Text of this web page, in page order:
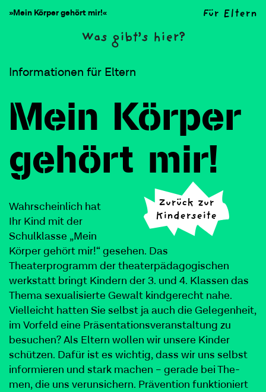
»Mein Körper gehört mir!« Für Eltern
Was gibt’s hier?
Informationen für Eltern
Mein Körper
gehört mir!
Zurück zur
Kinderseite
Wahrscheinlich hat
Ihr Kind mit der
Schulklasse „Mein
Körper gehört mir!“ gesehen. Das
Theaterprogramm der theaterpädagogischen
werkstatt bringt Kindern der 3. und 4. Klassen das
Thema sexualisierte Gewalt kindgerecht nahe.
Vielleicht hatten Sie selbst ja auch die Gelegenheit,
im Vorfeld eine Präsentationsveranstaltung zu
besuchen? Als Eltern wollen wir unsere Kinder
schützen. Dafür ist es wichtig, dass wir uns selbst
informieren und stark machen – ger­ade bei The­
men, die uns verun­sich­ern. Präven­tion funk­tion­iert